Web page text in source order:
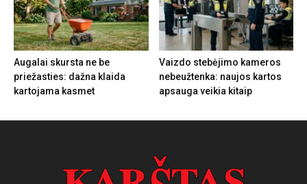
Augalai skursta ne be
priežasties: dažna klaida
kartojama kasmet
Vaizdo stebėjimo kameros
nebeužtenka: naujos kartos
apsauga veikia kitaip